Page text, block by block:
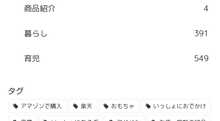
商品紹介 4
暮らし 391
育児 549
タグ
アマゾンで購入 楽天 おもちゃ
いっしょにおでかけ